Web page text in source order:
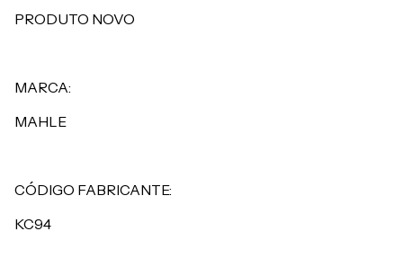
PRODUTO NOVO
MARCA:
MAHLE
CÓDIGO FABRICANTE:
KC94